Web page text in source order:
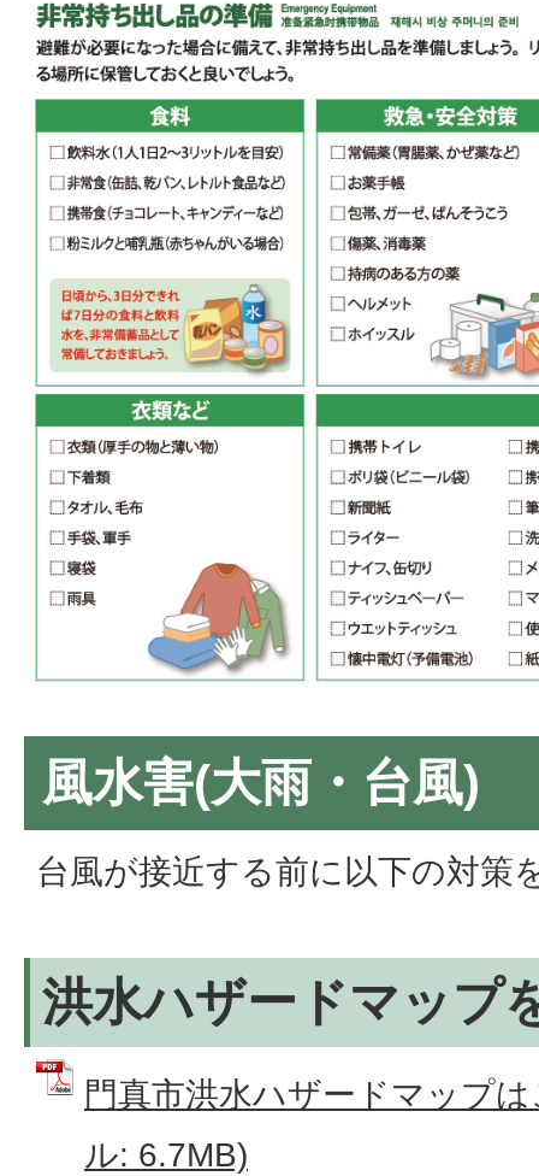
風水害(大雨・台風)
台風が接近する前に以下の対策
洪水ハザードマップ
門真市洪水ハザードマップ
ル: 6.7MB)